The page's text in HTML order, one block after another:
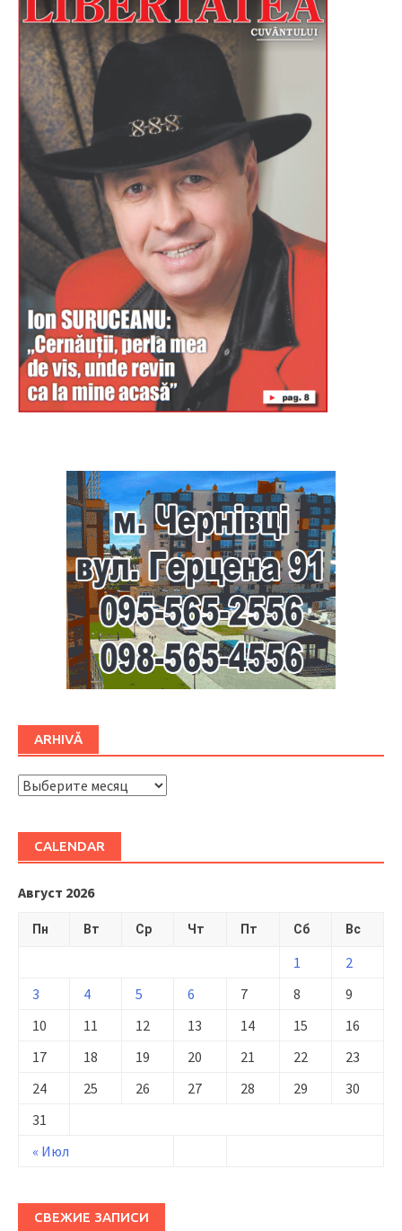
ARHIVĂ
ARHIVĂ
CALENDAR
Август 2026
Пн Вт Ср Чт Пт Сб Вс
« Июл
1
2
3
4 5 6 7 8
9
10
11 12 13 14 15
16
17
18 19 20 21 22
23
24
25 26 27 28 29
30
31
СВЕЖИЕ ЗАПИСИ